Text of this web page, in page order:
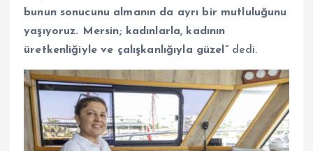
bunun sonucunu almanın da ayrı bir mutluluğunu
yaşıyoruz. Mersin; kadınlarla, kadının
üretkenliğiyle ve çalışkanlığıyla güzel”dedi.